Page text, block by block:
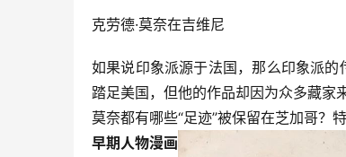
克劳德·莫奈在吉维尼
如果说印象派源于法国，那么印象派
踏足美国，但他的作品却因为众多藏家
莫奈都有哪些“足迹”被保留在芝加哥？
早期人物漫画